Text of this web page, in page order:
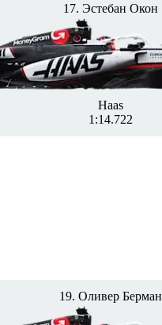
17. Эстебан Окон
Haas
1:14.722
19. Оливер Берман